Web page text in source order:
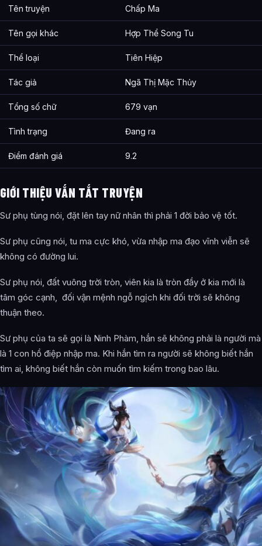
Cảnh giới tu luyện của Chấp Ma – Tóm tắt sơ lược và đánh
giá như thế nào?
Các mối quan hệ quan trọng của Chấp Ma – Tóm tắt sơ
tổng hợp từ đâu?
Tên truyện Chấp Ma
Tên gọi khác Hợp Thể Song Tu
Thể loại Tiên Hiệp
Tác giả Ngã Thị Mặc Thủy
Tổng số chữ 679 vạn
Tình trạng Đang ra
Điểm đánh giá 9.2
GIỚI THIỆU VẮN TẮT TRUYỆN
Sư phụ tùng nói, đặt lên tay nữ nhân thì phải 1 đời bảo vệ tốt.
Sư phụ cũng nói, tu ma cực khó, vừa nhập ma đạo vĩnh viễn sẽ
không có đường lui.
Sư phụ nói, đất vuông trời tròn, viên kia là tròn đầy ở kia mới là
tâm góc cạnh, đối vận mệnh ngỗ ngịch khi đối trời sẽ không
thuận theo.
Sư phụ của ta sẽ gọi là Ninh Phàm, hắn sẽ không phải là người mà
là 1 con hồ điệp nhập ma. Khi hắn tìm ra người sẽ không biết hắn
tìm ai, không biết hắn còn muốn tìm kiếm trong bao lâu.